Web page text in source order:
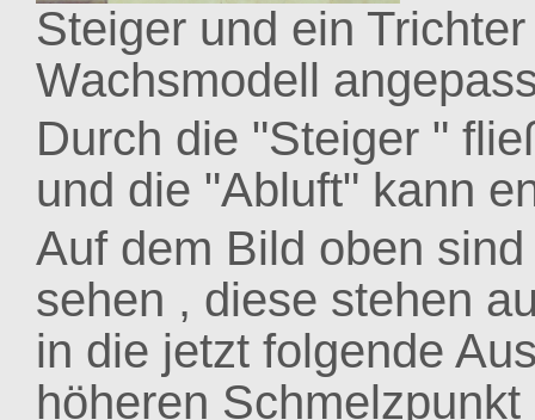
Steiger und ein
Wachsmodell
Durch die "Steiger "
und die "Abluft" kann
Auf dem Bild oben
sehen , diese stehen
in die jetzt folgende
höheren